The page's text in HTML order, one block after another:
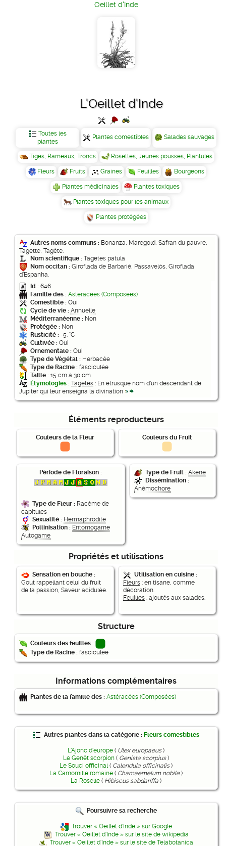
Oeillet d'Inde
L'Oeillet d'Inde
Toutes les
plantes
Plantes comestibles Salades sauvages
Tiges, Rameaux, Troncs Rosettes, Jeunes pousses, Plantules
Fleurs Fruits Graines Feuilles Bourgeons
Plantes médicinales Plantes toxiques
Plantes toxiques pour les animaux
Plantes protégées
Autres noms communs : Bonanza, Maregold, Safran du pauvre,
Tagette, Tagète.
Nom scientifique : Tagetes patula
Nom occitan : Giroflada de Barbariè, Passavelós, Giroflada
d’Espanha.
Id : 646
Famille des : Astéracées (Composées)
Comestible : Oui
Cycle de vie : Annuelle
Méditerranéenne : Non
Protégée : Non
Rusticité : -5. °C
Cultivée : Oui
Ornementale : Oui
Type de Végétal : Herbacée
Type de Racine : fasciculée
Taille : 15 cm à 30 cm
Étymologies : Tagetes : En étrusque nom d'un descendant de
Jupiter qui leur enseigna la divination
Éléments reproducteurs
Couleurs de la Fleur Couleurs du Fruit
Période de Floraison :
Type de Fleur : Racème de
capitules
Sexualité : Hermaphrodite
Pollinisation : Entomogame
Autogame
Type de Fruit : Akène
Dissémination :
Anémochore
Propriétés et utilisations
Sensation en bouche :
Gout rappellant celui du fruit
de la passion, Saveur acidulée.
Utilisation en cuisine :
Fleurs : en tisane, comme
décoration.
Feuilles : ajoutés aux salades.
Structure
Couleurs des feuilles :
Type de Racine : fasciculée
Informations complémentaires
Plantes de la famille des : Astéracées (Composées)
Autres plantes dans la catégorie : Fleurs comestibles
L'Ajonc d'europe ( Ulex europaeus)
Le Genêt scorpion ( Genista scorpius)
Le Souci officinal( Calendula officinalis)
La Camomille romaine ( Chamaemelum nobile)
La Roselle ( Hibiscus sabdariffa )
Poursuivre sa recherche
Trouver « Oeillet d'Inde » sur Google
Trouver « Oeillet d'Inde » sur le site de wikipédia
Trouver « Oeillet d'Inde » sur le site de Telabotanica